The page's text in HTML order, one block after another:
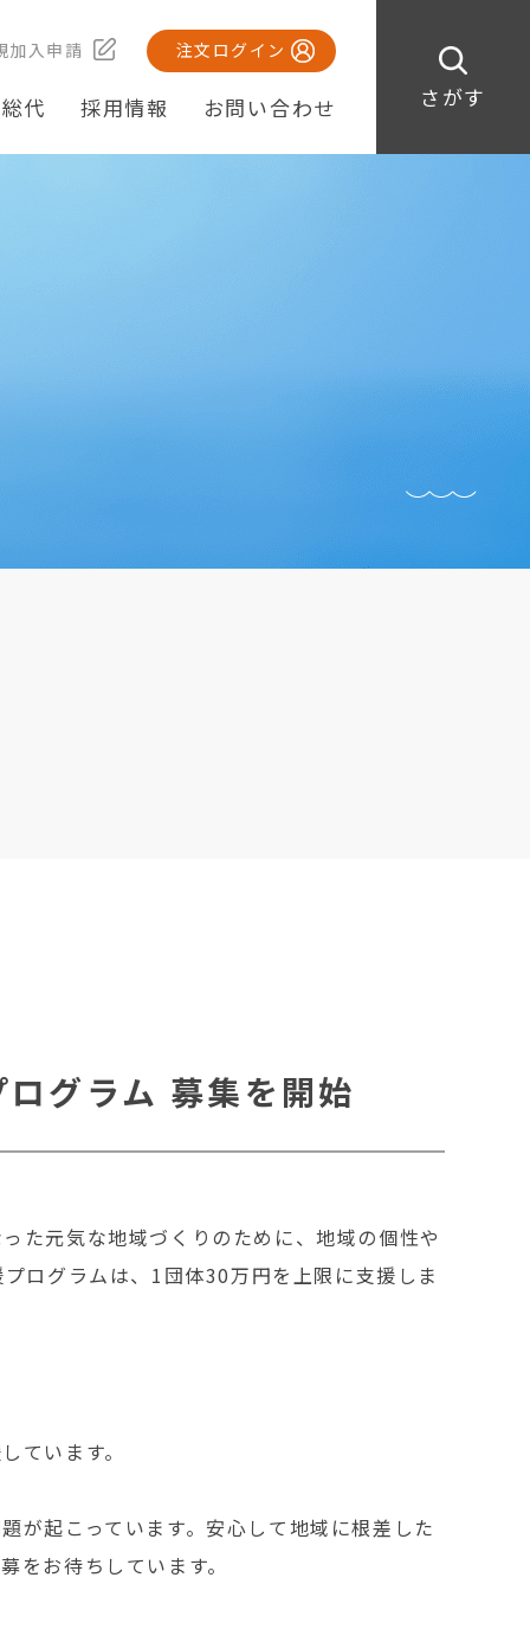
さがす
加入申請 注文ログイン
代 採用情報 お問い合わせ
グラム 募集を開始
た元気な地域づくりのために、地域の個性や
ログラムは、1団体30万円を上限に支援しま
ています。
が起こっています。安心して地域に根差した
お待ちしています。